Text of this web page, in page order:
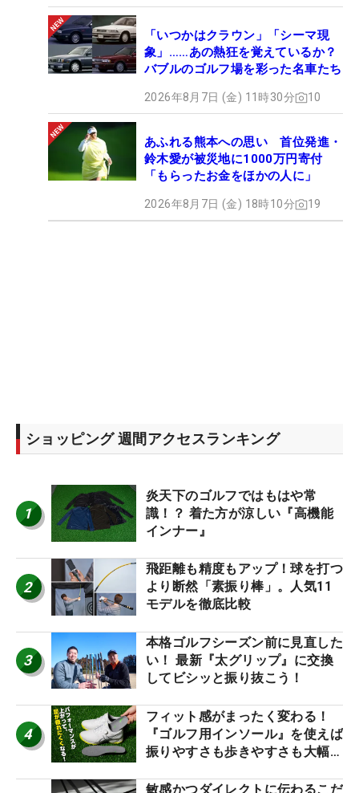
「いつかはクラウン」「シーマ現
象」……あの熱狂を覚えているか？
バブルのゴルフ場を彩った名車たち
2026年8月7日 (金) 11時30分 10
あふれる熊本への思い 首位発進・
鈴木愛が被災地に1000万円寄付
「もらったお金をほかの人に」
2026年8月7日 (金) 18時10分 19
ショッピング 週間アクセスランキング
1
炎天下のゴルフではもはや常
識！？ 着た方が涼しい『高機能
インナー』
2
飛距離も精度もアップ！球を打つ
より断然「素振り棒」。人気11
モデルを徹底比較
3
本格ゴルフシーズン前に見直した
い！ 最新『太グリップ』に交換
してビシッと振り抜こう！
4
フィット感がまったく変わる！
『ゴルフ用インソール』を使えば
振りやすさも歩きやすさも大幅に
敏感かつダイレクトに伝わるこだ